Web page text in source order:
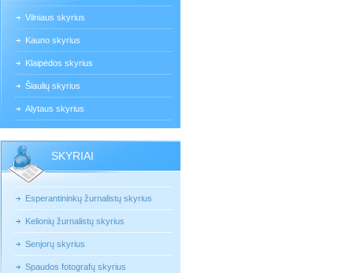
Vilniaus skyrius
Kauno skyrius
Klaipėdos skyrius
Šiaulių skyrius
Alytaus skyrius
SKYRIAI
Esperantininkų žurnalistų skyrius
Kelionių žurnalistų skyrius
Senjorų skyrius
Spaudos fotografų skyrius